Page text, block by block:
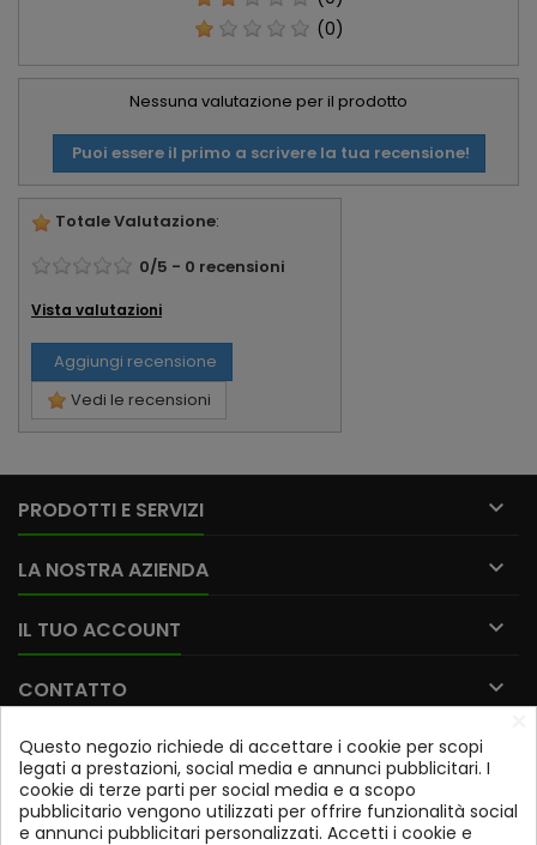
(0)
Nessuna valutazione per il prodotto
Puoi essere il primo a scrivere la tua recensione!
Totale Valutazione:
0/5 - 0 recensioni
Vista valutazioni
Aggiungi recensione
Vedi le recensioni
PRODOTTI E SERVIZI 
LA NOSTRA AZIENDA 
IL TUO ACCOUNT 
CONTATTO 
Iscriviti alla nostra newsletter
Questo negozio richiede di accettare i cookie per scopi
legati a prestazioni, social media e annunci pubblicitari. I
cookie di terze parti per social media e a scopo
pubblicitario vengono utilizzati per offrire funzionalità social
e annunci pubblicitari personalizzati. Accetti i cookie e